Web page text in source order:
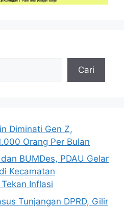
Cari
Diminati Gen Z,
Orang Per Bulan
BUMDes, PDAU Gelar
Kecamatan
Inflasi
Tunjangan DPRD, Gilir